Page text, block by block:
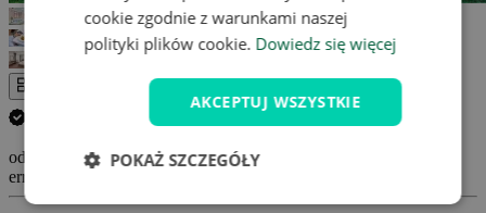
Anuluj swój pobyt GRATIS.
od 967 Zł
errors_loading_failed
cookie zgodnie z warunkami naszej
polityki plików cookie. Dowiedz się więcej
AKCEPTUJ WSZYSTKIE
POKAŻ SZCZEGÓŁY